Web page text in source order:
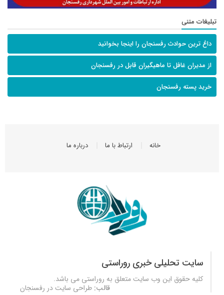
تبلیغات متنی
داغ ترین حوادث رفسنجان را اینجا بخوانید
از مدیران غافل تا ماهیگیران قابل در رفسنجان
خرید پسته رفسنجان
خانه ارتباط با ما درباره ما
سایت تحلیلی خبری روراستی
کلیه حقوق این وب سایت متعلق به روراستی می باشد.
قالب: طراحی سایت در رفسنجان